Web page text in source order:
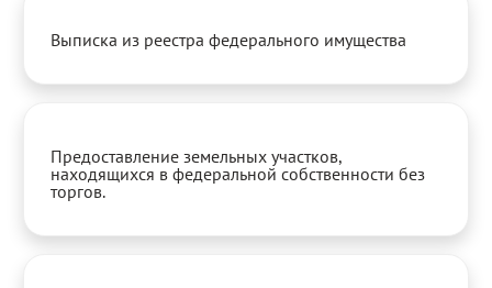
Выписка из реестра федерального имущества
Предоставление земельных участков,
находящихся в федеральной собственности без
торгов.